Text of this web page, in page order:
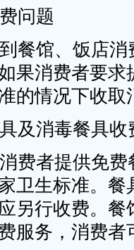
问题
餐馆、饭店消
果消费者要
的情况下收取
及消毒餐具收
费者提供免费
卫生标准。
另行收费。
服务，消费者